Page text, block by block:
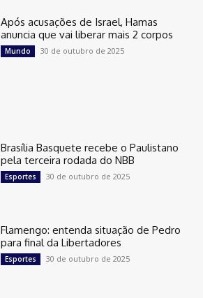
Após acusações de Israel, Hamas
anuncia que vai liberar mais 2 corpos
Mundo 30 de outubro de 2025
Brasília Basquete recebe o Paulistano
pela terceira rodada do NBB
Esportes 30 de outubro de 2025
Flamengo: entenda situação de Pedro
para final da Libertadores
Esportes 30 de outubro de 2025